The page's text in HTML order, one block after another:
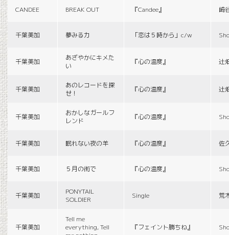
CANDEE BREAK OUT 『Candee』 崎
千葉美加 夢みる力 「恋は５時から」c/w
千葉美加
あざやかにキメた
い
『心の温度』 辻
千葉美加
あのレコードを探
せ！
『心の温度』 辻
千葉美加
おかしなガールフ
レンド
『心の温度』
千葉美加 眠れない夜の羊 『心の温度』 佐
千葉美加 ５月の街で 『心の温度』
千葉美加
PONYTAIL
SOLDIER
Single 荒
千葉美加
Tell me
everything, Tell
『フェイント勝ちね』